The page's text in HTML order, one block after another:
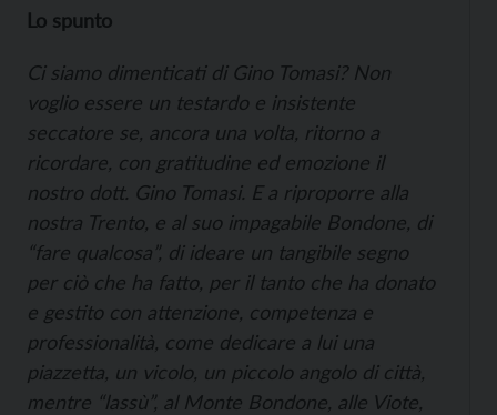
Lo spunto
Ci siamo dimenticati di Gino Tomasi? Non
voglio essere un testardo e insistente
seccatore se, ancora una volta, ritorno a
ricordare, con gratitudine ed emozione il
nostro dott. Gino Tomasi. E a riproporre alla
nostra Trento, e al suo impagabile Bondone, di
“fare qualcosa”, di ideare un tangibile segno
per ciò che ha fatto, per il tanto che ha donato
e gestito con attenzione, competenza e
professionalità, come dedicare a lui una
piazzetta, un vicolo, un piccolo angolo di città,
mentre “lassù”, al Monte Bondone, alle Viote,